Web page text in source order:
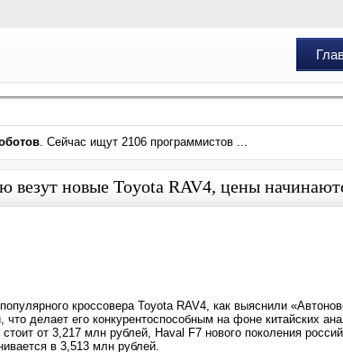
. Сейчас ищут 2106 программистов ...
везут новые Toyota RAV4, цены
кроссовера Toyota RAV4, как выяснили
что делает его конкурентоспособным на фоне китайских
стоит от 3,217 млн рублей, Haval F7 нового поколения
в 3,513 млн рублей.